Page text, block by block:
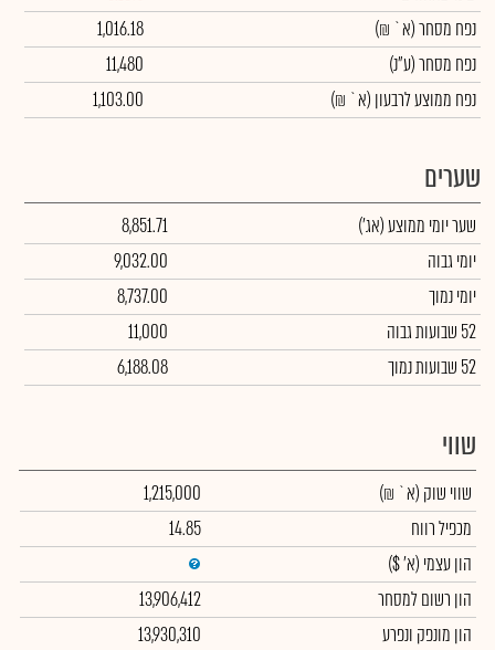
נפח מסחר(א` ₪)
1,016.18
נפח מסחר(ע"נ)
11,480
נפח ממוצע לרבעון (א` ₪)
1,103.00
שערים
שער יומי ממוצע(אג')
8,851.71
יומי גבוה
9,032.00
יומי נמוך
8,737.00
52 שבועות גבוה
11,000
52 שבועות נמוך
6,188.08
שווי
שווי שוק (א` ₪)
1,215,000
מכפיל רווח
14.85
הון עצמי (א' $)
הון רשום למסחר
13,906,412
הון מונפק ונפרע
13,930,310